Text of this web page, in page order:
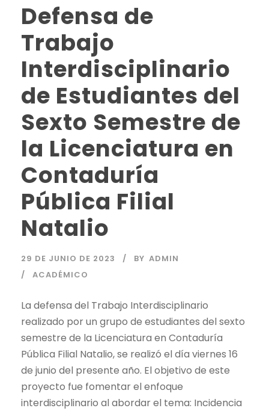
Defensa de
Trabajo
Interdisciplinario
de Estudiantes del
Sexto Semestre de
la Licenciatura en
Contaduría
Pública Filial
Natalio
29 DE JUNIO DE 2023 BY ADMIN
ACADÉMICO
La defensa del Trabajo Interdisciplinario
realizado por un grupo de estudiantes del sexto
semestre de la Licenciatura en Contaduría
Pública Filial Natalio, se realizó el día viernes 16
de junio del presente año. El objetivo de este
proyecto fue fomentar el enfoque
interdisciplinario al abordar el tema: Incidencia